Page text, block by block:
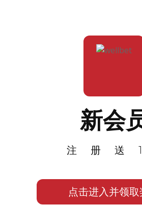
新会
注册
点击进入并领